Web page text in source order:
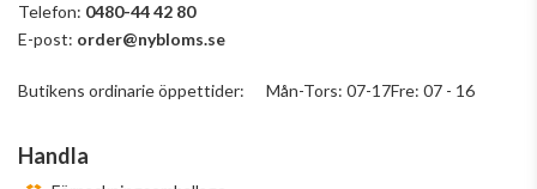
Telefon: 0480-44 42 80
E-post: order@nybloms.se
Butikens ordinarie öppettider: Mån-Tors: 07-17Fre: 07 - 16
Handla